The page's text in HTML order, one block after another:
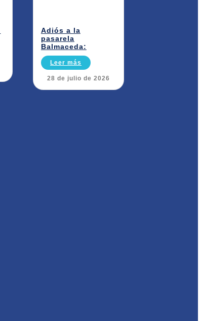
Adiós a la
pasarela
Balmaceda:
Leer más
28 de julio de 2026